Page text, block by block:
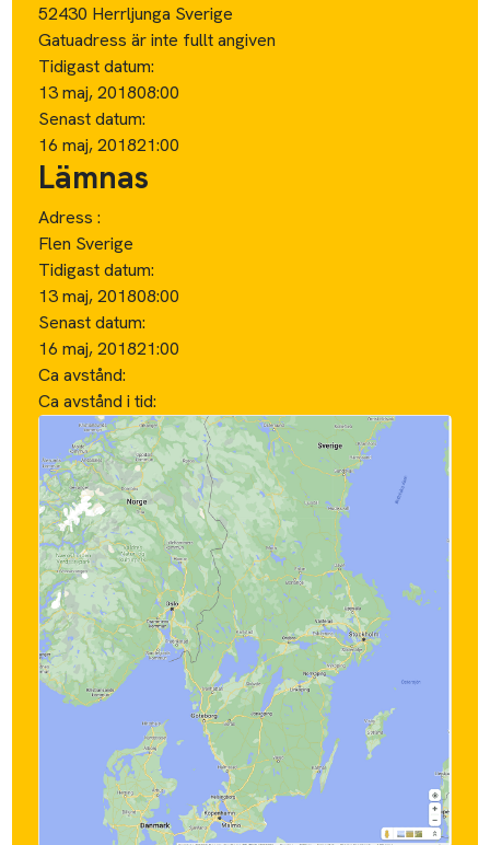
52430 Herrljunga Sverige
Gatuadress är inte fullt angiven
Tidigast datum:
13 maj, 201808:00
Senast datum:
16 maj, 201821:00
Lämnas
Adress :
Flen Sverige
Tidigast datum:
13 maj, 201808:00
Senast datum:
16 maj, 201821:00
Ca avstånd:
Ca avstånd i tid: